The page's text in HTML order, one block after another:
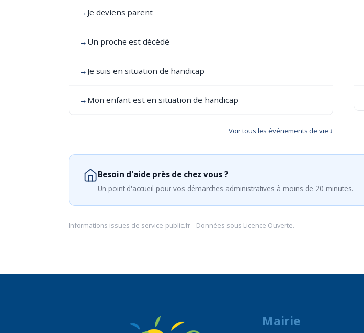
→ Je deviens parent
→ Un proche est décédé
→ Je suis en situation de handicap
→ Mon enfant est en situation de handicap
Voir tous les événements de vie ↓
Besoin d'aide près de chez vous ?
Un point d'accueil pour vos démarches administratives à moins de 20 minutes.
Informations issues de service-public.fr– Données sous Licence Ouverte.
Mairie